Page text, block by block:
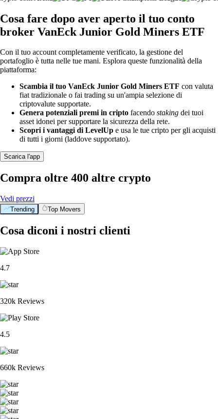
Cosa fare dopo aver aperto il tuo conto
broker VanEck Junior Gold Miners ETF
Con il tuo account completamente verificato, la gestione del
portafoglio è tutta nelle tue mani. Esplora queste funzionalità della
piattaforma:
Scambia il tuo VanEck Junior Gold Miners ETF con valuta
fiat tradizionale o fai trading su un'ampia selezione di
criptovalute supportate.
Genera potenziali premi in cripto facendo staking dei tuoi
asset idonei per supportare la sicurezza della rete.
Scopri i vantaggi di LevelUp e usa le tue cripto per gli acquisti
di tutti i giorni (laddove supportato).
Scarica l'app
Compra oltre 400 altre crypto
Vedi prezzi
Trending Top Movers
Cosa diconi i nostri clienti
4.7
320k Reviews
4.5
660k Reviews